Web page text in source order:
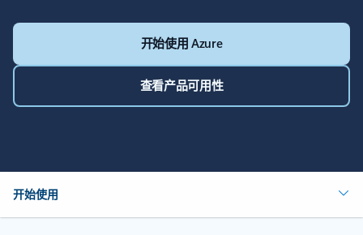
开始使用 Azure
查看产品可用性
开始使用